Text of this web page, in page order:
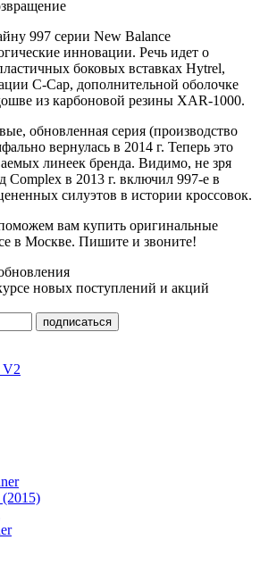
997 серии New Balance
инновации. Речь идет о
боковых вставках Hytrel,
C-Cap, дополнительной оболочке
из карбоновой резины XAR-1000.
обновленная серия (производство
вернулась в 2014 г. Теперь это
линеек бренда. Видимо, не зря
Complex в 2013 г. включил 997-е в
силуэтов в истории кроссовок.
вам купить оригинальные
в Москве. Пишите и звоните!
новых поступлений и акций
подписаться
V2
(2015)